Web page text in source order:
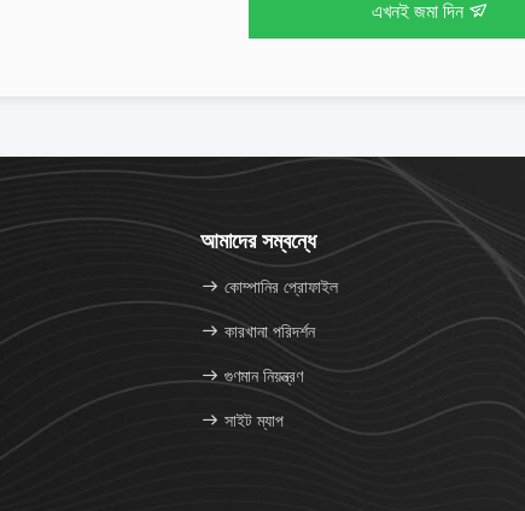
এখনই জমা দিন
আমাদের সম্বন্ধে
কোম্পানির প্রোফাইল
কারখানা পরিদর্শন
গুণমান নিয়ন্ত্রণ
সাইট ম্যাপ